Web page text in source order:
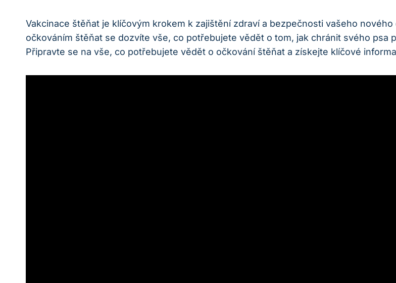
Vakcinace štěňat je klíčovým krokem k zajištění zdraví a bezpečnosti vašeho
očkováním štěňat se dozvíte vše, co potřebujete vědět o tom, jak chránit svého psa
Připravte se na vše, co potřebujete vědět o očkování štěňat a získejte klíčové